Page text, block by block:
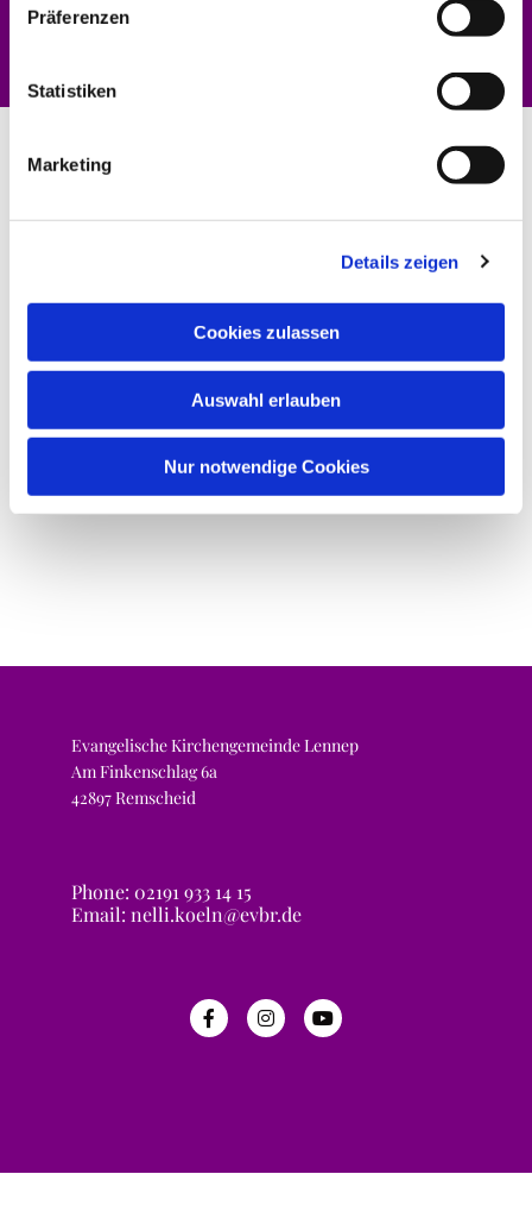
Präferenzen
Statistiken
Marketing
Details zeigen
Cookies zulassen
Auswahl erlauben
Nur notwendige Cookies
Dies könnte Sie auch interessieren
Evangelische Kirchengemeinde Lennep
Am Finkenschlag 6a
42897 Remscheid
Phone: 02191 933 14 15
Email: nelli.koeln@evbr.de